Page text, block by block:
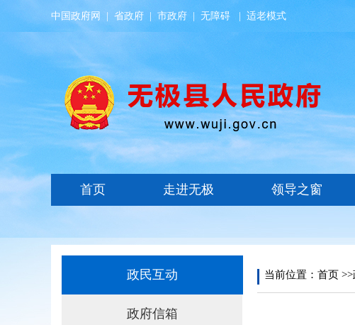
中国政府网 省政府 市政府 无障碍 适老模式
政民互动
政府信箱
当前位置： 首页 >>